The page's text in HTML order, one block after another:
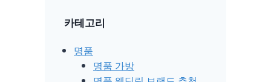
카테고리
명품
명품 가방